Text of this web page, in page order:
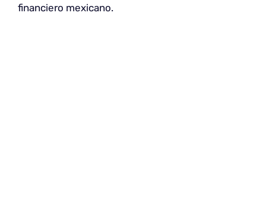
financiero mexicano.